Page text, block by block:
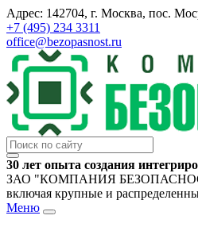
Адрес: 142704, г. Москва, пос.
+7 (495) 234 3311
office@bezopasnost.ru
30 лет опыта создания
ЗАО "КОМПАНИЯ БЕЗОПАСНОСТЬ"
включая крупные и
Меню